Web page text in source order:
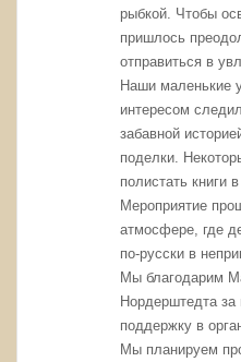
рыбкой. Чтобы
пришлось
отправиться в
Наши маленькие
интересом
забавной
поделки.
полистать книги
Мероприятие
атмосфере, где
по-русски в
Мы благодарим
Нордерштедта
поддержку в
Мы планируем